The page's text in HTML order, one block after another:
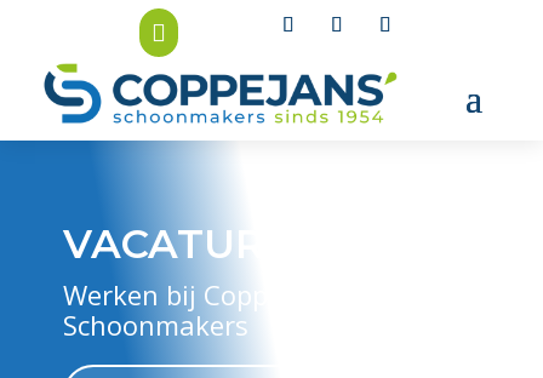

VACATURES
Werken bij Coppejans
Schoonmakers